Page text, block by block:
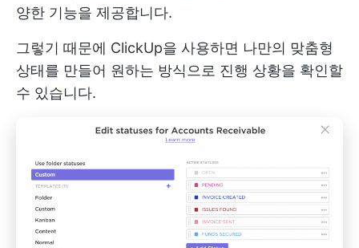
양한 기능을 제공합니다.
그렇기 때문에 ClickUp을 사용하면 나만의 맞춤형
상태를 만들어 원하는 방식으로 진행 상황을 확인할
수 있습니다.